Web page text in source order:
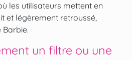
les utilisateurs mettent en
et légèrement retroussé,
Barbie.
un filtre ou une